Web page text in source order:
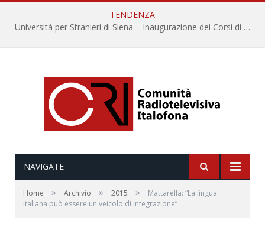
TENDENZA
Università per Stranieri di Siena – Inaugurazione dei Corsi di Lingua e Cultura Italiana, 109a annata
NAVIGATE
Home » Archivio » 2015 »
Mattarella: “La lingua
italiana può essere un veicolo di integrazione”